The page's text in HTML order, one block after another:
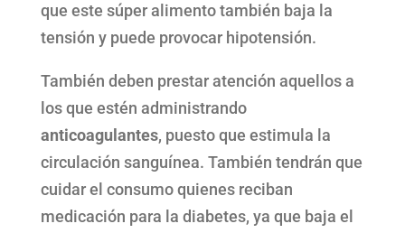
que este súper alimento también baja la
tensión y puede provocar hipotensión.
También deben prestar atención aquellos a
los que estén administrando
anticoagulantes, puesto que estimula la
circulación sanguínea. También tendrán que
cuidar el consumo quienes reciban
medicación para la diabetes, ya que baja el